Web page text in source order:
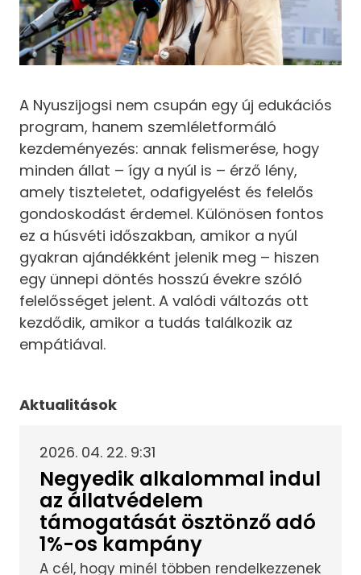
A Nyuszijogsi nem csupán egy új edukációs
program, hanem szemléletformáló
kezdeményezés: annak felismerése, hogy
minden állat – így a nyúl is – érző lény,
amely tiszteletet, odafigyelést és felelős
gondoskodást érdemel. Különösen fontos
ez a húsvéti időszakban, amikor a nyúl
gyakran ajándékként jelenik meg – hiszen
egy ünnepi döntés hosszú évekre szóló
felelősséget jelent. A valódi változás ott
kezdődik, amikor a tudás találkozik az
empátiával.
Aktualitások
2026. 04. 22. 9:31
Negyedik alkalommal indul
az állatvédelem
támogatását ösztönző adó
1%-os kampány
A cél, hogy minél többen rendelkezzenek